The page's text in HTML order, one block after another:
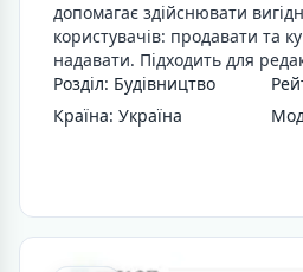
допомагає здійснювати
користувачів: продавати та
надавати. Підходить для
Розділ: Будівництво
Країна: Україна